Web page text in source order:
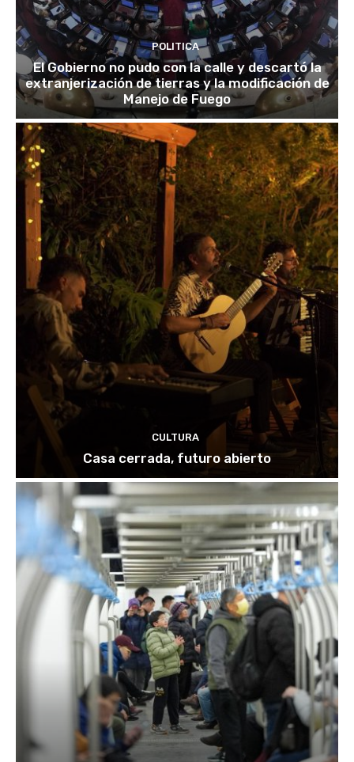
POLITICA
El Gobierno no pudo con la calle y descartó la
extranjerización de tierras y la modificación de
Manejo de Fuego
CULTURA
Casa cerrada, futuro abierto